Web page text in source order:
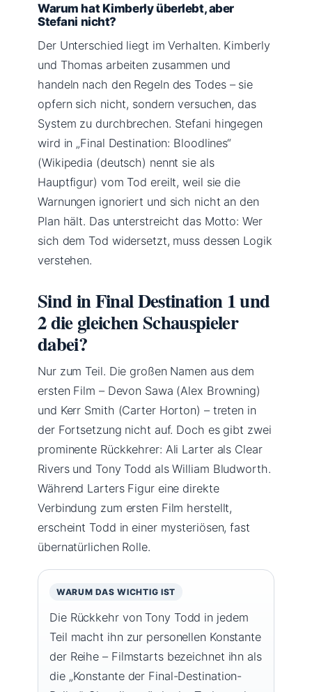
Warum hat Kimberly überlebt, aber
Stefani nicht?
Der Unterschied liegt im Verhalten. Kimberly
und Thomas arbeiten zusammen und
handeln nach den Regeln des Todes – sie
opfern sich nicht, sondern versuchen, das
System zu durchbrechen. Stefani hingegen
wird in „Final Destination: Bloodlines“
(Wikipedia (deutsch) nennt sie als
Hauptfigur) vom Tod ereilt, weil sie die
Warnungen ignoriert und sich nicht an den
Plan hält. Das unterstreicht das Motto: Wer
sich dem Tod widersetzt, muss dessen Logik
verstehen.
Sind in Final Destination 1 und
2 die gleichen Schauspieler
dabei?
Nur zum Teil. Die großen Namen aus dem
ersten Film – Devon Sawa (Alex Browning)
und Kerr Smith (Carter Horton) – treten in
der Fortsetzung nicht auf. Doch es gibt zwei
prominente Rückkehrer: Ali Larter als Clear
Rivers und Tony Todd als William Bludworth.
Während Larters Figur eine direkte
Verbindung zum ersten Film herstellt,
erscheint Todd in einer mysteriösen, fast
übernatürlichen Rolle.
WARUM DAS WICHTIG IST
Die Rückkehr von Tony Todd in jedem
Teil macht ihn zur personellen Konstante
der Reihe – Filmstarts bezeichnet ihn als
die „Konstante der Final-Destination-